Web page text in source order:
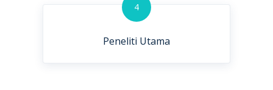
4
Peneliti Utama